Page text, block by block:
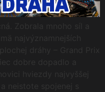
Zobrala mnoho síl a
najvýznamnejších
dráhy – Grand Prix
dobre dopadlo a
hviezdy najvyššej
neistote spojenej s